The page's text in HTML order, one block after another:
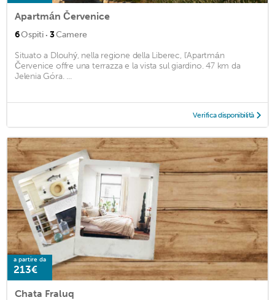
Apartmán Červenice
6Ospiti · 3Camere
Situato a Dlouhý, nella regione della Liberec, l'Apartmán
Červenice offre una terrazza e la vista sul giardino. 47 km da
Jelenia Góra. ...
Verifica disponibilità
a partire da
213€
Chata Fraluq